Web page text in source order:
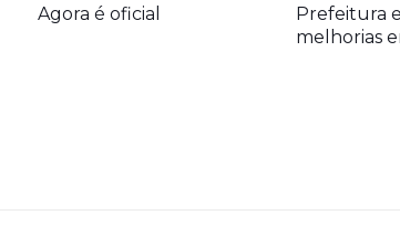
Agora é oficial
Prefeitura
melhorias